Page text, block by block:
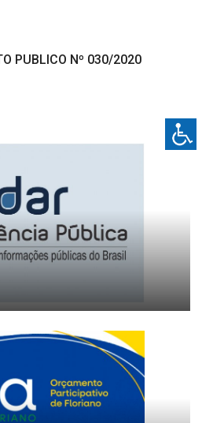
PUBLICO Nº 030/2020